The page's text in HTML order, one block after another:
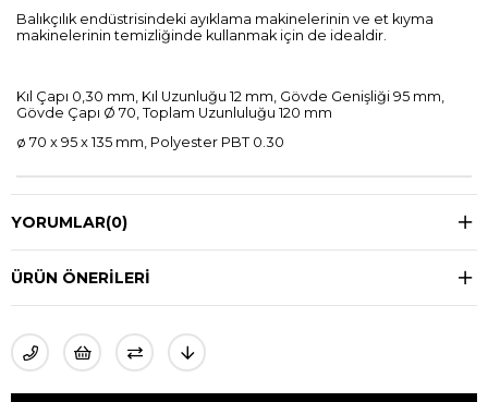
Balıkçılık endüstrisindeki ayıklama makinelerinin ve et kıyma
makinelerinin temizliğinde kullanmak için de idealdir.
Kıl Çapı 0,30 mm, Kıl Uzunluğu 12 mm, Gövde Genişliği 95 mm,
Gövde Çapı Ø 70, Toplam Uzunluluğu 120 mm
ø 70 x 95 x 135 mm, Polyester PBT 0.30
YORUMLAR(0)
ÜRÜN ÖNERILERI